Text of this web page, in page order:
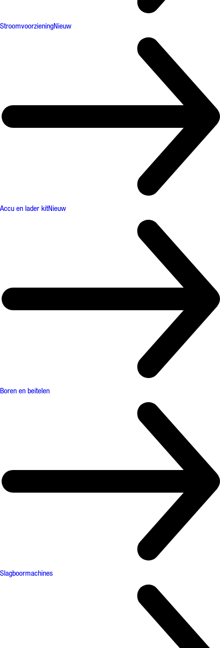
StroomvoorzieningNieuw
Accu en lader kitNieuw
Boren en beitelen
Slagboormachines